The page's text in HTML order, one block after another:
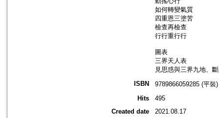
如何轉變氣質
四重恩三塗苦
檢查再檢查
行行重行行
圖表
三界天人表
見思惑與三界九地、
ISBN
9789866059285 (平裝)
Hits
495
Created date
2021.08.17